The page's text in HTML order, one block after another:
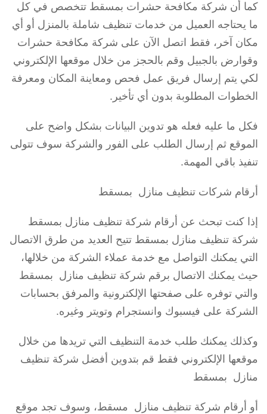
كما أن شركة مكافحة حشرات بمسقط تتخصص في كل
ما يحتاجه العميل من خدمات تنظيف شاملة بالمنزل أو أي
مكان آخر، فقط اتصل الآن على شركة مكافحة حشرات
وقوارض بالجبيل وقم بالحجز من خلال موقعها الإلكتروني
لكي يتم إرسال فريق عمل فحص ومعاينة المكان ومعرفة
الخطوات المطلوبة بدون أي تأخير.
فكل ما عليه فعله هو تدوين البيانات بشكل واضح على
الموقع ثم إرسال الطلب على الفور والشركة سوف تتولى
تنفيذ باقي المهمة.
أرقام شركات تنظيف منازل بمسقط
إذا كنت تبحث عن أرقام شركة تنظيف منازل بمسقط
شركة تنظيف منازل بمسقط تتيح العديد من طرق الاتصال
التي يمكنك التواصل مع خدمة عملاء الشركة من خلالها،
حيث يمكنك الاتصال برقم شركة تنظيف منازل بمسقط
والتي توفره على صفحتها الإلكترونية والمرفق بحسابات
الشركة على فيسبوك وانستجرام وتويتر وغيره.
وكذلك يمكنك طلب خدمة التنظيف التي تريدها من خلال
موقعها الإلكتروني فقط قم بتدوين أفضل شركة تنظيف
منازل بمسقط
أو أرقام شركة تنظيف منازل مسقط، وسوف تجد موقع